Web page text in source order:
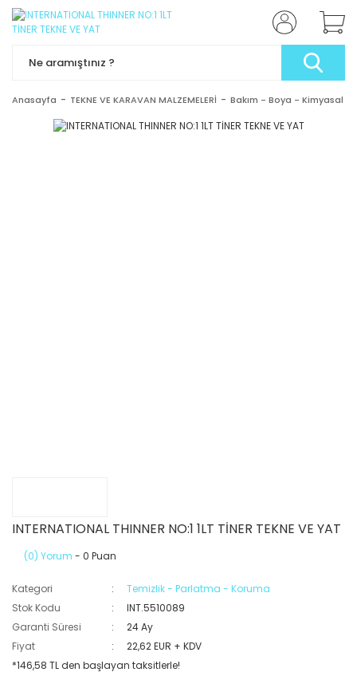
Anasayfa TEKNE VE KARAVAN MALZEMELERİ Bakım - Boya - Kimyasal
INTERNATIONAL THINNER NO:1 1LT TİNER TEKNE VE YAT
(0) Yorum - 0 Puan
Kategori
Temizlik - Parlatma - Koruma
Stok Kodu
INT.5510089
Garanti Süresi
24 Ay
Fiyat
22,62 EUR + KDV
*146,58 TL den başlayan taksitlerle!